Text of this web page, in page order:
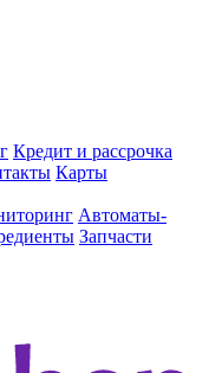
Кредит и рассрочка
Карты
Автоматы-
Запчасти